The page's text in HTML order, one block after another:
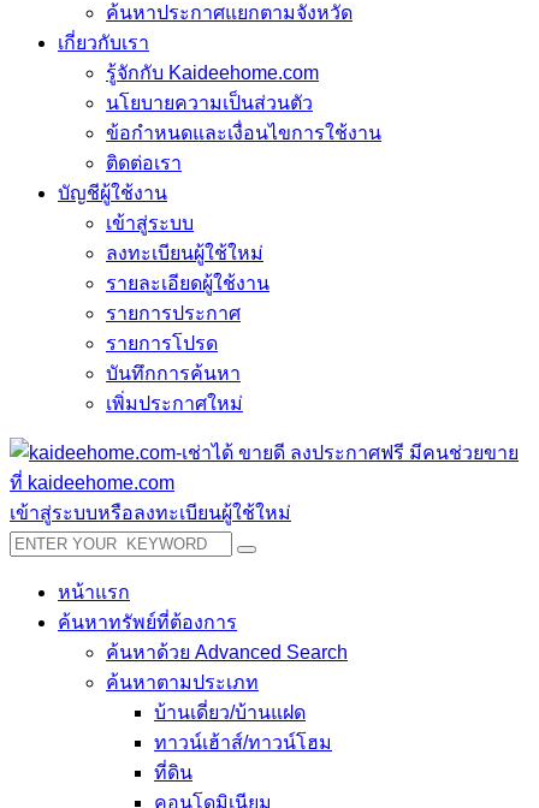
ค้นหาประกาศแยกตามจังหวัด
เกี่ยวกับเรา
รู้จักกับ Kaideehome.com
นโยบายความเป็นส่วนตัว
ข้อกำหนดและเงื่อนไขการใช้งาน
ติดต่อเรา
บัญชีผู้ใช้งาน
เข้าสู่ระบบ
ลงทะเบียนผู้ใช้ใหม่
รายละเอียดผู้ใช้งาน
รายการประกาศ
รายการโปรด
บันทึกการค้นหา
เพิ่มประกาศใหม่
เข้าสู่ระบบหรือลงทะเบียนผู้ใช้ใหม่
หน้าแรก
ค้นหาทรัพย์ที่ต้องการ
ค้นหาด้วย Advanced Search
ค้นหาตามประเภท
บ้านเดี่ยว/บ้านแฝด
ทาวน์เฮ้าส์/ทาวน์โฮม
ที่ดิน
คอนโดมิเนียม